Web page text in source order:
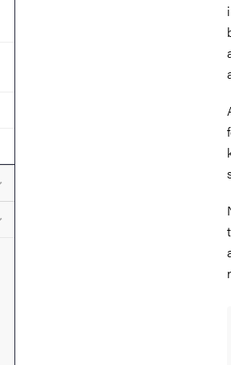
Undermeny för Digitala verktyg
Undermeny för Internationella